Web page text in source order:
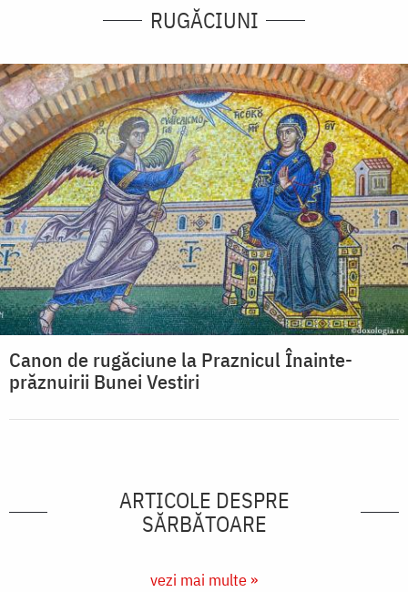
RUGĂCIUNI
Canon de rugăciune la Praznicul Înainte-
prăznuirii Bunei Vestiri
ARTICOLE DESPRE
SĂRBĂTOARE
vezi mai multe »